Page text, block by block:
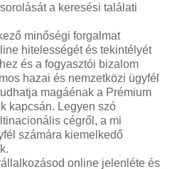
a keresési találati
minőségi forgalmat
hitelességét és tekintélyét
és a fogyasztói bizalom
hazai és nemzetközi ügyfél
magáénak a Prémium
kapcsán. Legyen szó
cégről, a mi
számára kiemelkedő
online jelenléte és